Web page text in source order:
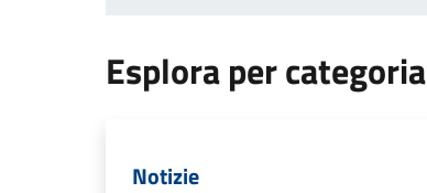
Esplora per categoria
Notizie